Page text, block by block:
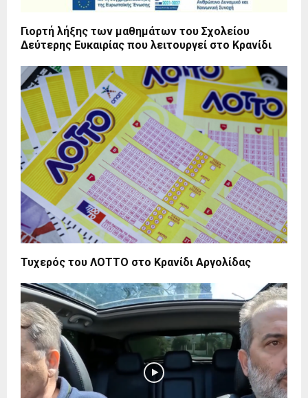
Γιορτή λήξης των μαθημάτων του Σχολείου
Δεύτερης Ευκαιρίας που λειτουργεί στο Κρανίδι
Τυχερός του ΛΟΤΤΟ στο Κρανίδι Αργολίδας